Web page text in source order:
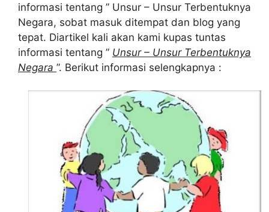
informasi tentang ” Unsur – Unsur Terbentuknya
Negara, sobat masuk ditempat dan blog yang
tepat. Diartikel kali akan kami kupas tuntas
informasi tentang ” Unsur – Unsur Terbentuknya
Negara ”. Berikut informasi selengkapnya :